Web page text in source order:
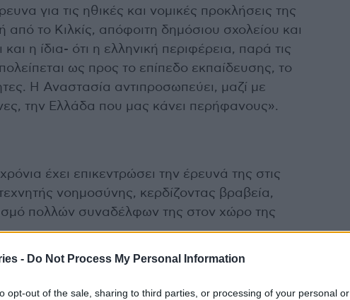
- Do Not Process My Personal Information
opt-out of the sale, sharing to third parties, or processing of your personal or
για τις ηθικές και νομικές προκλήσεις της
το Κιλκίς, απόφοιτη δημόσιου σχολείου και
η ίδια- ότι η ελληνική περιφέρεια, παρά τις
ως προς το επίπεδο εκπαίδευσης, το
Η Αναστασία αντιπροσωπεύει, μαζί με
την Ελλάδα που μας κάνει περήφανους».
έχει επικεντρώσει την έρευνά της στις
νοημοσύνης, κερδίζοντας βραβεία,
πολλών συναδέλφων της στον χώρο της
η τεχνητή νοημοσύνη θα χρησιμοποιείται
μειώνοντας ταυτόχρονα τις ώρες που